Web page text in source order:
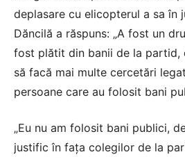
deplasare cu elicopterul a sa în
Dăncilă a răspuns: „A fost un
fost plătit din banii de la partid,
să facă mai multe cercetări
persoane care au folosit bani
„Eu nu am folosit bani publici,
justific în faţa colegilor de la